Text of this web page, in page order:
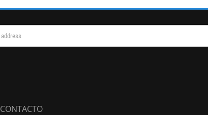
CONTACTO